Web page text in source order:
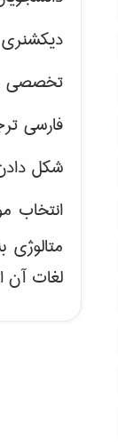
تخصصی
فارسی
شکل
انتخاب
لغات آن